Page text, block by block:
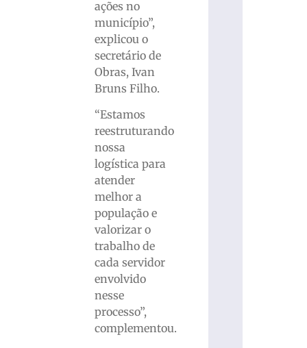
ações no
município”,
explicou o
secretário de
Obras, Ivan
Bruns Filho.
“Estamos
reestruturando
nossa
logística para
atender
melhor a
população e
valorizar o
trabalho de
cada servidor
envolvido
nesse
processo”,
complementou.